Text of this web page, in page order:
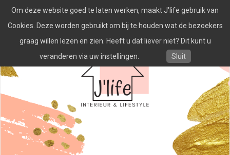
naar
inhoud
Om deze website goed te laten werken, maakt J'life gebruik van
Cookies. Deze worden gebruikt om bij te houden wat de bezoekers
graag willen lezen en zien. Heeft u dat liever niet? Dit kunt u
veranderen via uw instellingen.
Sluit